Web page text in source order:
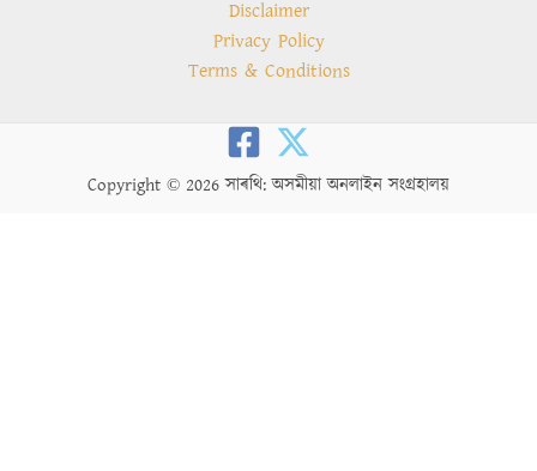
Disclaimer
Privacy Policy
Terms & Conditions
Copyright © 2026 সাৰথি: অসমীয়া অনলাইন সংগ্ৰহালয়